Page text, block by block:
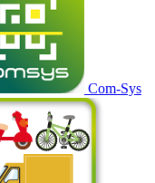
Com-Sys